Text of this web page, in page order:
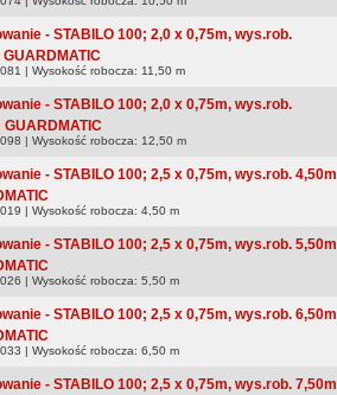
- STABILO 100; 2,0 x 0,75m, wys.rob.
| Wysokość robocza: 11,50 m
- STABILO 100; 2,0 x 0,75m, wys.rob.
| Wysokość robocza: 12,50 m
- STABILO 100; 2,5 x 0,75m, wys.rob. 4,50m
| Wysokość robocza: 4,50 m
- STABILO 100; 2,5 x 0,75m, wys.rob. 5,50m
| Wysokość robocza: 5,50 m
- STABILO 100; 2,5 x 0,75m, wys.rob. 6,50m
| Wysokość robocza: 6,50 m
- STABILO 100; 2,5 x 0,75m, wys.rob. 7,50m